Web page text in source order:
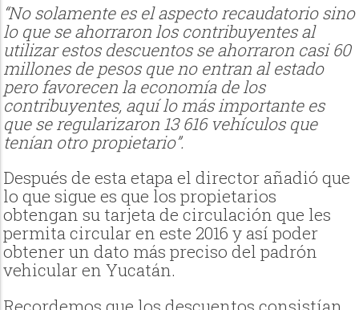
“No solamente es el aspecto recaudatorio sino
lo que se ahorraron los contribuyentes al
utilizar estos descuentos se ahorraron casi 60
millones de pesos que no entran al estado
pero favorecen la economía de los
contribuyentes, aquí lo más importante es
que se regularizaron 13 616 vehículos que
tenían otro propietario”.
Después de esta etapa el director añadió que
lo que sigue es que los propietarios
obtengan su tarjeta de circulación que les
permita circular en este 2016 y así poder
obtener un dato más preciso del padrón
vehicular en Yucatán.